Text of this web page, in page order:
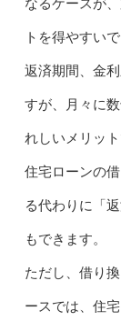
なるケースが
トを得やすいで
返済期間、金
すが、月々に
れしいメリット
住宅ローンの
る代わりに「
もできます。
ただし、借り
ースでは、住